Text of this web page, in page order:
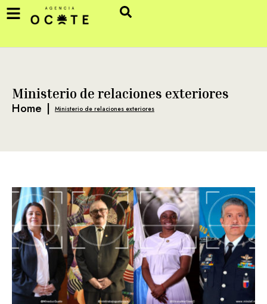
Ministerio de relaciones exteriores
Home | Ministerio de relaciones exteriores